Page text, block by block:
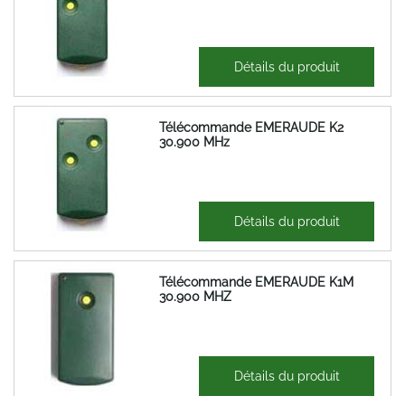
35,65 €
29,71 € Détails du produit
Télécommande EMERAUDE K2
30.900 MHz
35,65 €
29,71 € Détails du produit
Télécommande EMERAUDE K1M
30.900 MHZ
35,65 €
29,71 € Détails du produit